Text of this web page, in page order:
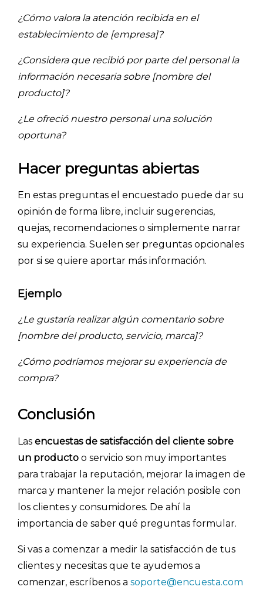
- Consejos para tu encuesta
- Encuesta.com
- Encuestas de recursos humanos
- Encuestas de satisfacción de cliente
- Investigación de mercados
¿Cómo valora la atención recibida en el
establecimiento de [empresa]?
¿Considera que recibió por parte del personal la
información necesaria sobre [nombre del
producto]?
¿Le ofreció nuestro personal una solución
oportuna?
Hacer preguntas abiertas
En estas preguntas el encuestado puede dar su
opinión de forma libre, incluir sugerencias,
quejas, recomendaciones o simplemente narrar
su experiencia. Suelen ser preguntas opcionales
por si se quiere aportar más información.
Ejemplo
¿Le gustaría realizar algún comentario sobre
[nombre del producto, servicio, marca]?
¿Cómo podríamos mejorar su experiencia de
compra?
Conclusión
Las encuestas de satisfacción del cliente sobre
un producto o servicio son muy importantes
para trabajar la reputación, mejorar la imagen de
marca y mantener la mejor relación posible con
los clientes y consumidores. De ahí la
importancia de saber qué preguntas formular.
Si vas a comenzar a medir la satisfacción de tus
clientes y necesitas que te ayudemos a
comenzar, escríbenos a soporte@encuesta.com